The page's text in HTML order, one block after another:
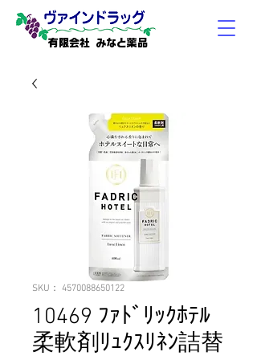
有限会社 みなと薬品
SKU： 4570088650122
10469 ﾌｧﾄﾞﾘｯｸﾎﾃﾙ
柔軟剤ﾘｭｸｽﾘﾈﾝ詰替